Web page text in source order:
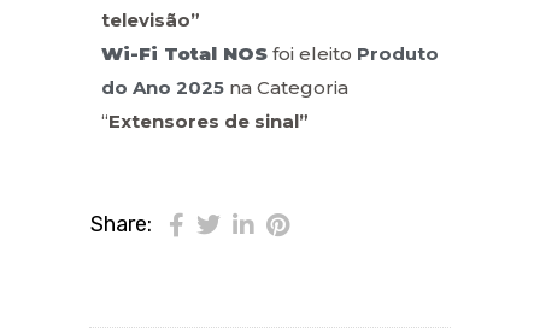
televisão”
Wi-Fi Total NOS foi eleito Produto
do Ano 2025 na Categoria
“Extensores de sinal”
Share: